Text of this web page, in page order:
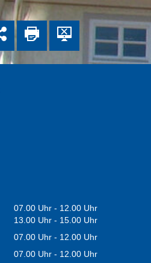
07.00 Uhr - 12.00 Uhr
13.00 Uhr - 15.00 Uhr
07.00 Uhr - 12.00 Uhr
07.00 Uhr - 12.00 Uhr